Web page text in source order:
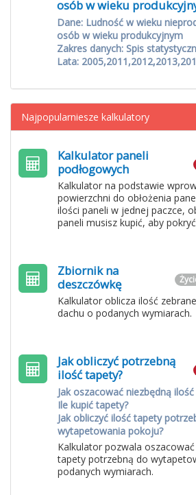
osób w wieku
Dane: Ludność w wieku
osób w wieku produkcyjnym
Zakres danych: Spis
Lata:
Najpopularniesze kalkulatory
Kalkulator paneli
podłogowych
Kalkulator na podstawie
powierzchni do obłożenia
ilości paneli w jednej paczce,
paneli musisz kupić, aby
Zbiornik na
deszczówkę
Kalkulator oblicza ilość
dachu o podanych wymiarach.
Jak obliczyć potrzebną
ilość tapety?
Jak oszacować niezbędną
Ile kupić tapety?
Jak obliczyć ilość tapety
wytapetowania pokoju?
Kalkulator pozwala
tapety potrzebną do
podanych wymiarach.